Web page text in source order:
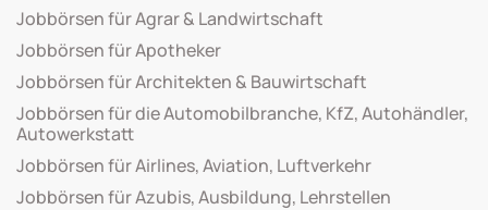
Jobbörsen für Agrar & Landwirtschaft
Jobbörsen für Apotheker
Jobbörsen für Architekten & Bauwirtschaft
Jobbörsen für die Automobilbranche, KfZ, Autohändler,
Autowerkstatt
Jobbörsen für Airlines, Aviation, Luftverkehr
Jobbörsen für Azubis, Ausbildung, Lehrstellen